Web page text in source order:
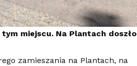
miejscu. Na Plantach doszło
zamieszania na Plantach, na